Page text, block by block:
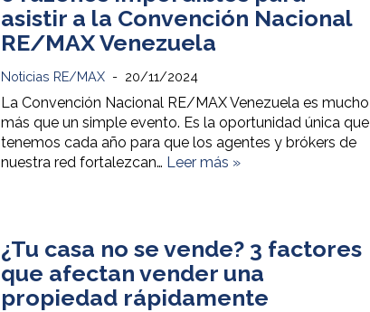
asistir a la Convención Nacional
RE/MAX Venezuela
Noticias RE/MAX 20/11/2024
La Convención Nacional RE/MAX Venezuela es mucho
más que un simple evento. Es la oportunidad única que
tenemos cada año para que los agentes y brókers de
nuestra red fortalezcan… Leer más »
¿Tu casa no se vende? 3 factores
que afectan vender una
propiedad rápidamente